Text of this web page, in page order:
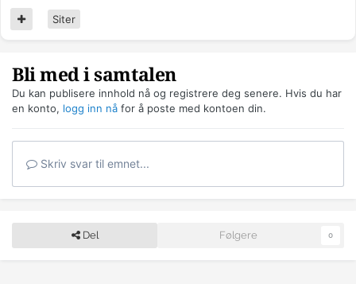
Siter
Bli med i samtalen
Du kan publisere innhold nå og registrere deg senere. Hvis du har
en konto, logg inn nå for å poste med kontoen din.
Skriv svar til emnet...
Del Følgere 0